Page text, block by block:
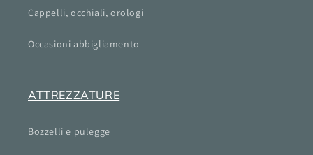
Cappelli, occhiali, orologi
Occasioni abbigliamento
ATTREZZATURE
Bozzelli e pulegge